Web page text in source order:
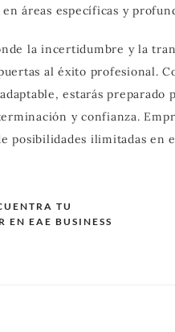
áreas específicas y
la incertidumbre y la
al éxito profesional.
estarás
y confianza.
posibilidades ilimitadas en
TU
EN EAE BUSINESS